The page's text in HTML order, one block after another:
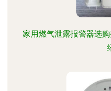
家用燃气泄露报警器选